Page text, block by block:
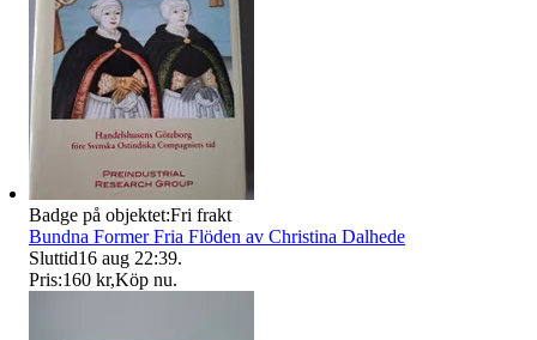
Badge på objektet:Fri frakt
Bundna Former Fria Flöden av Christina Dalhede
Sluttid16 aug 22:39.
Pris:160 kr,Köp nu.